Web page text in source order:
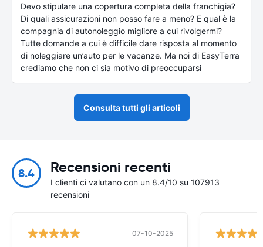
Devo stipulare una copertura completa della franchigia?
Di quali assicurazioni non posso fare a meno? E qual è la
compagnia di autonoleggio migliore a cui rivolgermi?
Tutte domande a cui è difficile dare risposta al momento
di noleggiare un’auto per le vacanze. Ma noi di EasyTerra
crediamo che non ci sia motivo di preoccuparsi
Consulta tutti gli articoli
8.4 Recensioni recenti
I clienti ci valutano con un 8.4/10 su 107913
recensioni
07-10-2025